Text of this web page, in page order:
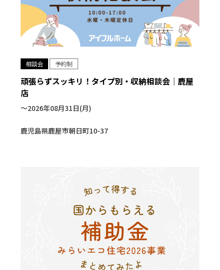
相談会 予約制
頑張らずスッキリ！タイプ別・収納相談会｜鹿屋
店
〜2026年08月31日(月)
鹿児島県鹿屋市朝日町10-37